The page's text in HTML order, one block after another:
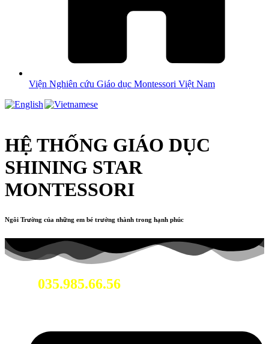
Viện Nghiên cứu Giáo dục Montessori Việt Nam
HỆ THỐNG GIÁO DỤC
SHINING STAR
MONTESSORI
Ngôi Trường của những em bé trưởng thành trong hạnh phúc
035.985.66.56